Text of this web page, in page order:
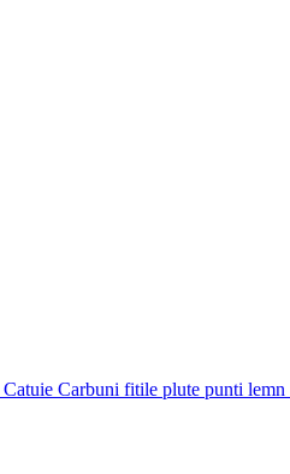
Catuie Carbuni fitile plute punti lemn